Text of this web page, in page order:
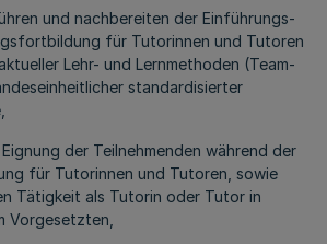
und nachbereiten der Einführungs-
für Tutorinnen und Tutoren
Lehr- und Lernmethoden (Team-
standardisierter
der Teilnehmenden während der
für Tutorinnen und Tutoren, sowie
Tätigkeit als Tutorin oder Tutor in
Vorgesetzten,